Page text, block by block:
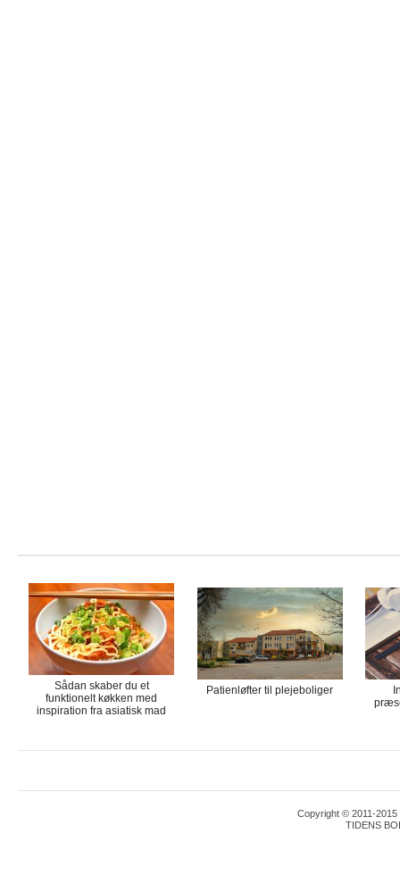
Sådan skaber du et
funktionelt køkken med
inspiration fra asiatisk mad
Patienløfter til plejeboliger
Copyright © 2011-2015
TIDENS